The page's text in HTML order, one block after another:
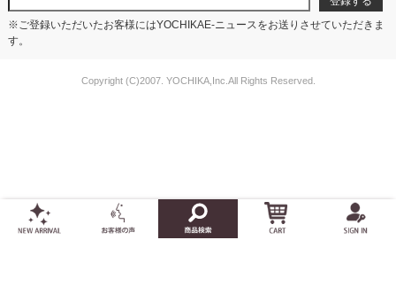
※ご登録いただいたお客様にはYOCHIKAE-ニュースをお送りさせていただきま
す。
Copyright (C)2007. YOCHIKA,Inc.All Rights Reserved.